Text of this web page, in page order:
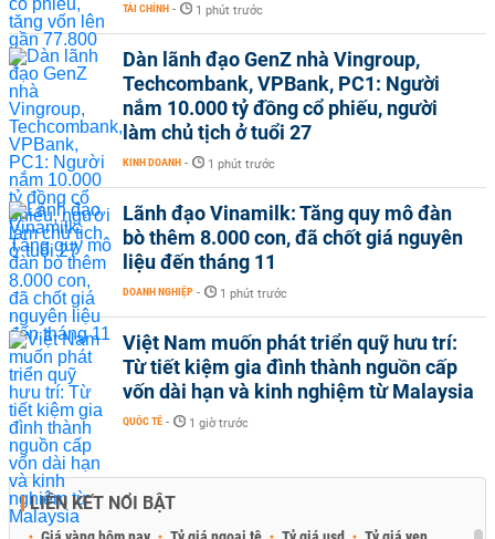
TÀI CHÍNH - 1 phút trước
Dàn lãnh đạo GenZ nhà Vingroup,
Techcombank, VPBank, PC1: Người
nắm 10.000 tỷ đồng cổ phiếu, người
làm chủ tịch ở tuổi 27
KINH DOANH - 1 phút trước
Lãnh đạo Vinamilk: Tăng quy mô đàn
bò thêm 8.000 con, đã chốt giá nguyên
liệu đến tháng 11
DOANH NGHIỆP - 1 phút trước
Việt Nam muốn phát triển quỹ hưu trí:
Từ tiết kiệm gia đình thành nguồn cấp
vốn dài hạn và kinh nghiệm từ Malaysia
QUỐC TẾ - 1 giờ trước
LIÊN KẾT NỔI BẬT